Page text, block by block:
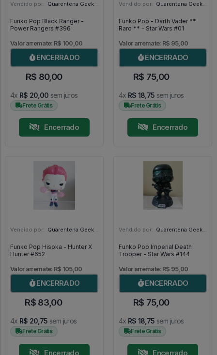
Vendido por: Quarentena Geek Store - SP
Funko Pop Black Ranger -
Power Rangers #396
Valor arremate: R$ 100,00
ENCERRADO
R$ 80,00
4x R$ 20,00 sem juros
Frete Grátis
Encerrado
Vendido por: Quarentena Geek Store - SP
Funko Pop - Darth Vader **
Raro ** - Star Wars #01
Valor arremate: R$ 95,00
ENCERRADO
R$ 75,00
4x R$ 18,75 sem juros
Frete Grátis
Encerrado
Vendido por: Quarentena Geek Store - SP
Funko Pop Hisoka - Hunter X
Hunter #652
Valor arremate: R$ 105,00
ENCERRADO
R$ 83,00
4x R$ 20,75 sem juros
Frete Grátis
Encerrado
Vendido por: Quarentena Geek Store - SP
Funko Pop Imperial Death
Trooper - Star Wars #144
Valor arremate: R$ 95,00
ENCERRADO
R$ 75,00
4x R$ 18,75 sem juros
Frete Grátis
Encerrado